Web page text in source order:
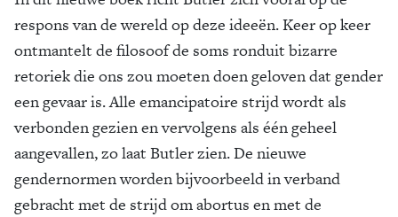
respons van de wereld op deze ideeën. Keer op keer
ontmantelt de filosoof de soms ronduit bizarre
retoriek die ons zou moeten doen geloven dat gender
een gevaar is. Alle emancipatoire strijd wordt als
verbonden gezien en vervolgens als één geheel
aangevallen, zo laat Butler zien. De nieuwe
gendernormen worden bijvoorbeeld in verband
gebracht met de strijd om abortus en met de